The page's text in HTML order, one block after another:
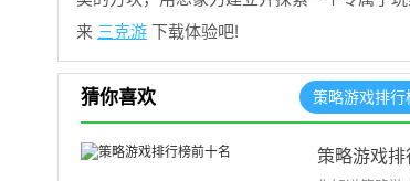
来 三克游 下载体验吧!
猜你喜欢 策略游戏排行
策略游戏排